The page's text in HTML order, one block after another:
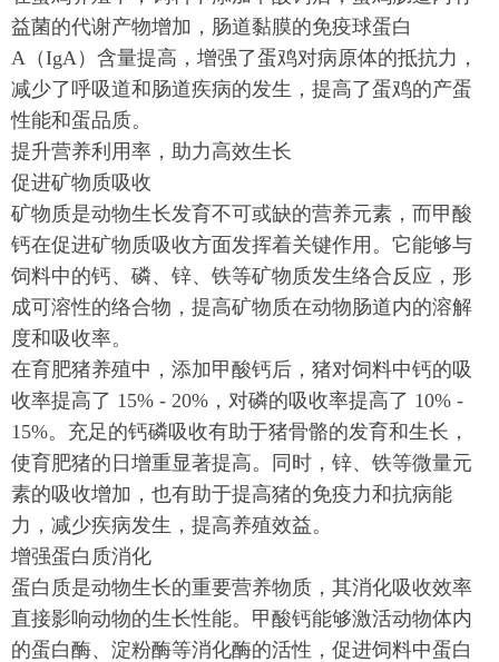
益菌的代谢产物增加，肠道黏膜的免疫球蛋白
A（IgA）含量提高，增强了蛋鸡对病原体的抵抗力，
减少了呼吸道和肠道疾病的发生，提高了蛋鸡的产蛋
性能和蛋品质。
提升营养利用率，助力高效生长
促进矿物质吸收
矿物质是动物生长发育不可或缺的营养元素，而甲酸
钙在促进矿物质吸收方面发挥着关键作用。它能够与
饲料中的钙、磷、锌、铁等矿物质发生络合反应，形
成可溶性的络合物，提高矿物质在动物肠道内的溶解
度和吸收率。
在育肥猪养殖中，添加甲酸钙后，猪对饲料中钙的吸
收率提高了 15% - 20%，对磷的吸收率提高了 10% -
15%。充足的钙磷吸收有助于猪骨骼的发育和生长，
使育肥猪的日增重显著提高。同时，锌、铁等微量元
素的吸收增加，也有助于提高猪的免疫力和抗病能
力，减少疾病发生，提高养殖效益。
增强蛋白质消化
蛋白质是动物生长的重要营养物质，其消化吸收效率
直接影响动物的生长性能。甲酸钙能够激活动物体内
的蛋白酶、淀粉酶等消化酶的活性，促进饲料中蛋白